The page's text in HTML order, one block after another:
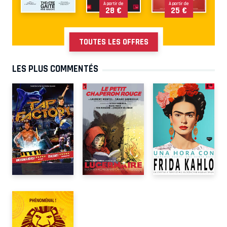
À partir de
28 €
À partir de
25 €
TOUTES LES OFFRES
LES PLUS COMMENTÉS